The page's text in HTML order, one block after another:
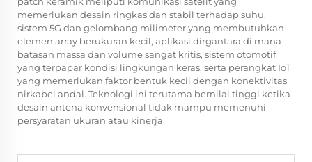
memerlukan desain ringkas dan stabil terhadap suhu,
sistem 5G dan gelombang milimeter yang membutuhkan
elemen array berukuran kecil, aplikasi dirgantara di mana
batasan massa dan volume sangat kritis, sistem otomotif
yang terpapar kondisi lingkungan keras, serta perangkat IoT
yang memerlukan faktor bentuk kecil dengan konektivitas
nirkabel andal. Teknologi ini terutama bernilai tinggi ketika
desain antena konvensional tidak mampu memenuhi
persyaratan ukuran atau kinerja.